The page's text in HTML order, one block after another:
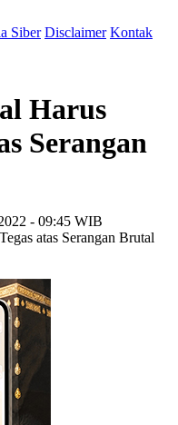
Siber Disclaimer Kontak
Harus
Serangan
- 09:45 WIB